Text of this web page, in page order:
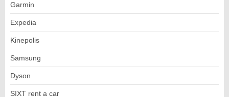
Garmin
Expedia
Kinepolis
Samsung
Dyson
SIXT rent a car